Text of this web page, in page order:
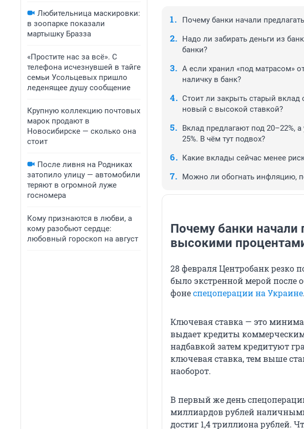
Любительница маскировки:
в зоопарке показали
мартышку Бразза
«Простите нас за всё». С
телефона исчезнувшей в тайге
семьи Усольцевых пришло
леденящее душу сообщение
Крупную коллекцию почтовых
марок продают в
Новосибирске — сколько она
стоит
После ливня на Родниках
затопило улицу — автомобили
теряют в огромной луже
госномера
Кому признаются в любви, а
кому разобьют сердце:
любовный гороскоп на август
Почему банки начали
Надо ли забирать деньги из
банки?
А если хранил «под матрасом»
наличку в банк?
Стоит ли закрыть старый
новый с высокой ставкой?
Вклад предлагают под 20–22%,
25%. В чём тут подвох?
Какие вклады сейчас менее
Можно ли обогнать инфляцию,
Почему банки начали
высокими
28 февраля Центробанк резко
было экстренной мерой после
фонеспецоперации на Украине.
Ключевая ставка — это
выдает кредиты коммерческим
надбавкой затем кредитуют
ключевая ставка, тем выше
наоборот.
В первый же день
миллиардов рублей
достиг 1,4 триллиона рублей.